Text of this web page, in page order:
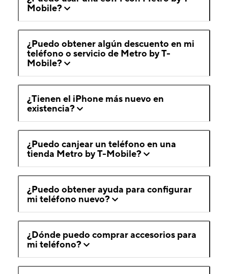
Mobile?
¿Puedo obtener algún descuento en mi
teléfono o servicio de Metro by T-
Mobile?
¿Tienen el iPhone más nuevo en
existencia?
¿Puedo canjear un teléfono en una
tienda Metro by T-Mobile?
¿Puedo obtener ayuda para configurar
mi teléfono nuevo?
¿Dónde puedo comprar accesorios para
mi teléfono?